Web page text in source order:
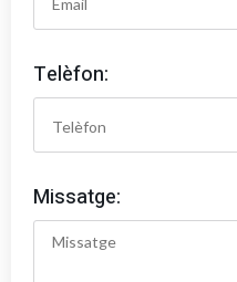
Telèfon:
Missatge: